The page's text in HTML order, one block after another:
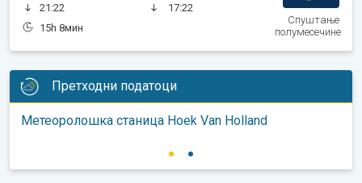
21:22
15h 8мин
17:22
Спуштање
полумесечине
Претходни податоци
Метеоролошка станица Hoek Van Holland